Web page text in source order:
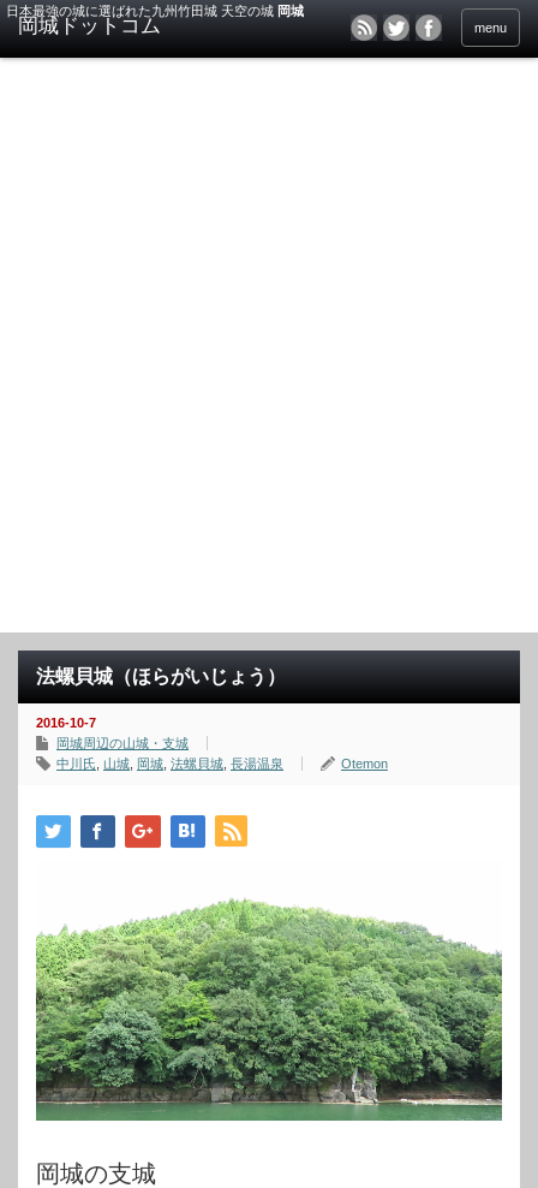
日本最強の城に選ばれた九州竹田城 天空の城 岡城
menu
法螺貝城（ほらがいじょう）
2016-10-7
岡城周辺の山城・支城
中川氏
山城 岡城 法螺貝城 長湯温泉 Otemon
岡城の支城